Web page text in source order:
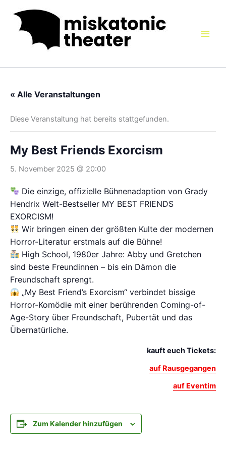
Inhalt
springen
« Alle Veranstaltungen
Diese Veranstaltung hat bereits stattgefunden.
My Best Friends Exorcism
5. November 2025 @ 20:00
Die einzige, offizielle Bühnenadaption von Grady
Hendrix Welt-Bestseller MY BEST FRIENDS
EXORCISM!
Wir bringen einen der größten Kulte der modernen
Horror-Literatur erstmals auf die Bühne!
High School, 1980er Jahre: Abby und Gretchen
sind beste Freundinnen – bis ein Dämon die
Freundschaft sprengt.
„My Best Friend’s Exorcism“ verbindet bissige
Horror-Komödie mit einer berührenden Coming-of-
Age-Story über Freundschaft, Pubertät und das
Übernatürliche.
kauft euch Tickets:
auf Rausgegangen
auf Eventim
Zum Kalender hinzufügen